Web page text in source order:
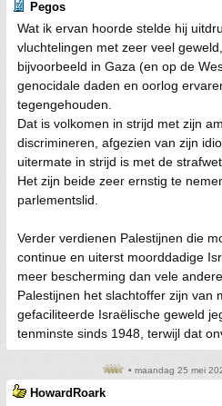
Pegos
Wat ik ervan hoorde stelde hij
vluchtelingen met zeer veel
bijvoorbeeld in Gaza (en op de
genocidale daden en oorlog
tegengehouden.
Dat is volkomen in strijd met zijn
discrimineren, afgezien van zijn
uitermate in strijd is met de strafwet.
Het zijn beide zeer ernstig te
parlementslid.
Verder verdienen Palestijnen die
continue en uiterst moorddadige
meer bescherming dan vele
Palestijnen het slachtoffer zijn van
gefaciliteerde Israëlische geweld
tenminste sinds 1948, terwijl dat
• maandag 25 mei
HowardRoark